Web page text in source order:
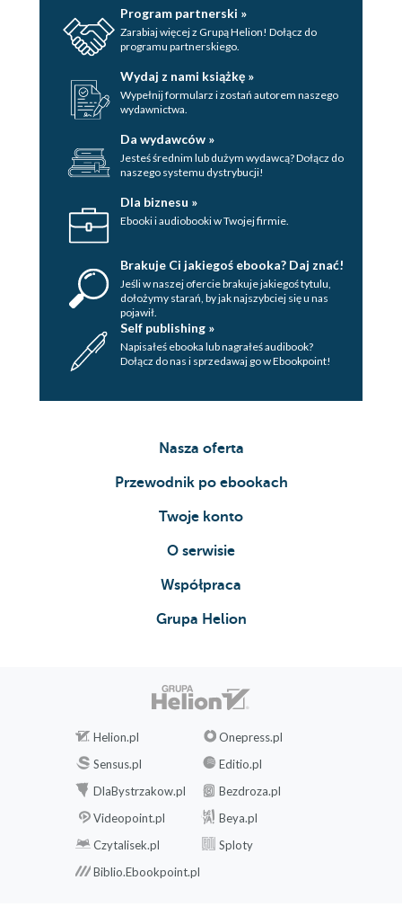
Program partnerski »
Zarabiaj więcej z Grupą Helion! Dołącz do
programu partnerskiego.
Wydaj z nami książkę »
Wypełnij formularz i zostań autorem naszego
wydawnictwa.
Da wydawców »
Jesteś średnim lub dużym wydawcą? Dołącz do
naszego systemu dystrybucji!
Dla biznesu »
Ebooki i audiobooki w Twojej firmie.
Brakuje Ci jakiegoś ebooka? Daj znać!
Jeśli w naszej ofercie brakuje jakiegoś tytulu,
dołożymy starań, by jak najszybciej się u nas
pojawił.
Self publishing »
Napisałeś ebooka lub nagrałeś audibook?
Dołącz do nas i sprzedawaj go w Ebookpoint!
Nasza oferta
Przewodnik po ebookach
Twoje konto
O serwisie
Współpraca
Grupa Helion
Helion.pl
Onepress.pl
Sensus.pl
Editio.pl
DlaBystrzakow.pl
Bezdroza.pl
Videopoint.pl
Beya.pl
Czytalisek.pl
Sploty
Biblio.Ebookpoint.pl